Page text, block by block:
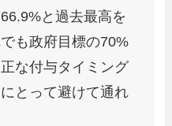
と過去最高を
も政府目標の70%
な付与タイミング
とって避けて通れ